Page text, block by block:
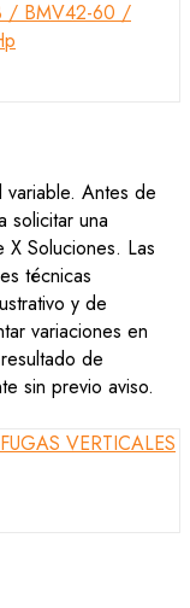
variable. Antes de
solicitar una
Soluciones. Las
técnicas
y de
variaciones en
de
sin previo aviso.